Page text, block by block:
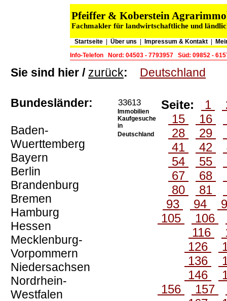
Pfeiffer & Koberstein
Fachmakler für landwirtschaftliche und
Startseite Über uns Impressum & Kontakt
Info-Telefon
Nord: 04503 - 7793957 Süd: 09852 -
Sie sind hier / zurück: Deutschland
Bundesländer:
Baden-
Wuerttemberg
Bayern
Berlin
Brandenburg
Bremen
Hamburg
Hessen
Mecklenburg-
Vorpommern
Niedersachsen
Nordrhein-
Westfalen
33613
Immobilien
Kaufgesuche
in
Deutschland
Seite: 1
15
16
28
29
41
42
54
55
67
68
80
81
93
94
105
106
116
126
136
146
156
157